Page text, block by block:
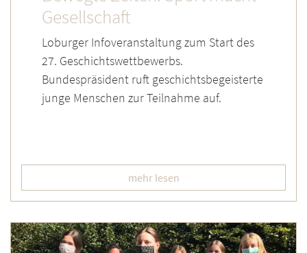
Gesellschaft
Loburger Infoveranstaltung zum Start des
27. Geschichtswettbewerbs.
Bundespräsident ruft geschichtsbegeisterte
junge Menschen zur Teilnahme auf.
mehr lesen